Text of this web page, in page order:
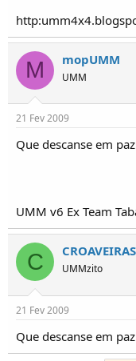
M mopUMM
UMM
21 Fev 2009
Que descanse em
UMM v6 Ex Team
C CROAVEIRAS
UMMzito
21 Fev 2009
Que descanse em